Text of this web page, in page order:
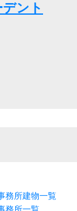
ント
務所建物一覧